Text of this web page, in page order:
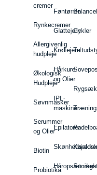
cremer
Rynkecremer
Allergivenlig
hudpleje
Økologisk
Hudpleje
Søvnmasker
Serummer
og Olier
Biotin
Probiotika
Føntørrer
Glattejern
Krøllejern
Hårkure
og Olier
IPL-
maskiner
Epilatorer
Cykler